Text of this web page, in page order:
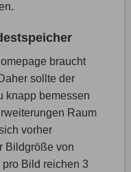
braucht
sollte der
knapp bemessen
Raum
vorher
Bildgröße von
Bild reichen 3